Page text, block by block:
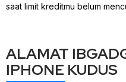
saat limit kreditmu belum
ALAMAT
IPHONE KUDUS